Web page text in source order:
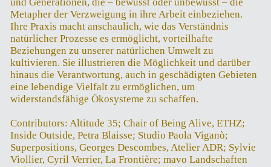
Metapher der Verzweigung in ihre Arbeit einbeziehen.
Ihre Praxis macht anschaulich, wie das Verständnis
natürlicher Prozesse es ermöglicht, vorteilhafte
Beziehungen zu unserer natürlichen Umwelt zu
kultivieren. Sie illustrieren die Möglichkeit und darüber
hinaus die Verantwortung, auch in geschädigten Gebieten
eine lebendige Vielfalt zu ermöglichen, um
widerstandsfähige Ökosysteme zu schaffen.
Contributors: Altitude 35; Chair of Being Alive, ETHZ;
Inside Outside, Petra Blaisse; Studio Paola Viganò;
Superpositions, Georges Descombes, Atelier ADR; Sylvie
Viollier, Cyril Verrier, La Frontière; mavo Landschaften